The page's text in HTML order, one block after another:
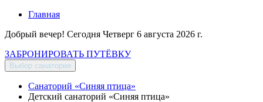
Главная
Добрый вечер! Сегодня Четверг 6 августа 2026 г.
ЗАБРОНИРОВАТЬ ПУТЁВКУ
Выбор санатория
Санаторий «Синяя птица»
Детский санаторий «Синяя птица»